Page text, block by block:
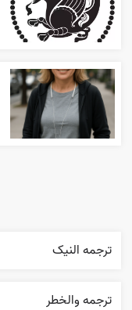
ترجمه النیک
ترجمه والخطر